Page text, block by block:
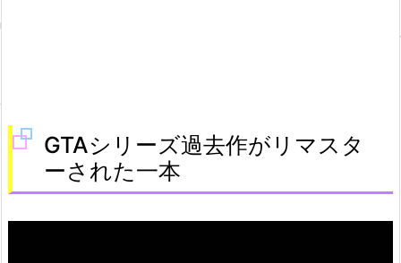
GTAシリーズ過去作がリマスタ
ーされた一本